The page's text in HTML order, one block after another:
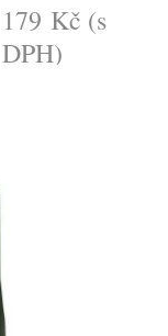
179 Kč (s
DPH)